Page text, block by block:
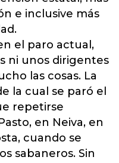
e inclusive más
el paro actual,
ni unos dirigentes
las cosas. La
la cual se paró el
repetirse
en Neiva, en
cuando se
sabaneros. Sin